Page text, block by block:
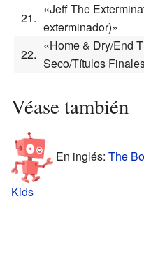
21.
«Jeff The
exterminador)»
22.
«Home & Dry/End
Seco/Títulos
Véase también
En inglés: The
Kids